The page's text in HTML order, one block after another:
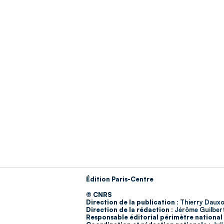
Édition Paris-Centre
© CNRS
Direction de la publication : Thierry
Direction de la rédaction : Jérôme
Responsable éditorial périmètre national